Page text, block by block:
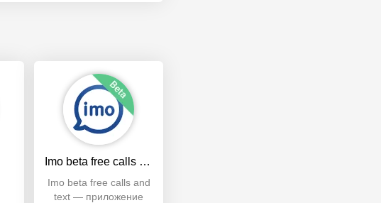
Imo beta free calls and text
Imo beta free calls and
text — приложение